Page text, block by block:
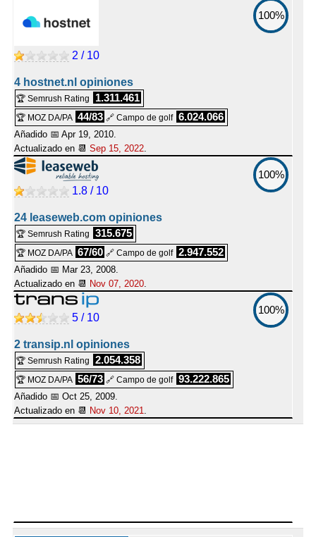
100%
2 / 10
4 hostnet.nl opiniones
🏆 Semrush Rating 1.311.461
🏆 MOZ DA/PA 44/83 🔗 Campo de golf 6.024.066
Añadido 📅 Apr 19, 2010.
Actualizado en 📆 Sep 15, 2022.
100%
1.8 / 10
24 leaseweb.com opiniones
🏆 Semrush Rating 315.675
🏆 MOZ DA/PA 67/60 🔗 Campo de golf 2.947.552
Añadido 📅 Mar 23, 2008.
Actualizado en 📆 Nov 07, 2020.
100%
5 / 10
2 transip.nl opiniones
🏆 Semrush Rating 2.054.358
🏆 MOZ DA/PA 56/73 🔗 Campo de golf 93.222.865
Añadido 📅 Oct 25, 2009.
Actualizado en 📆 Nov 10, 2021.